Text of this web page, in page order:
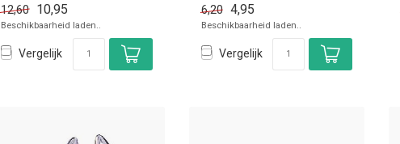
vaatwasmachine
12,60 10,95
Beschikbaarheid laden..
Vergelijk
6,20 4,95
Beschikbaarheid laden..
Vergelijk